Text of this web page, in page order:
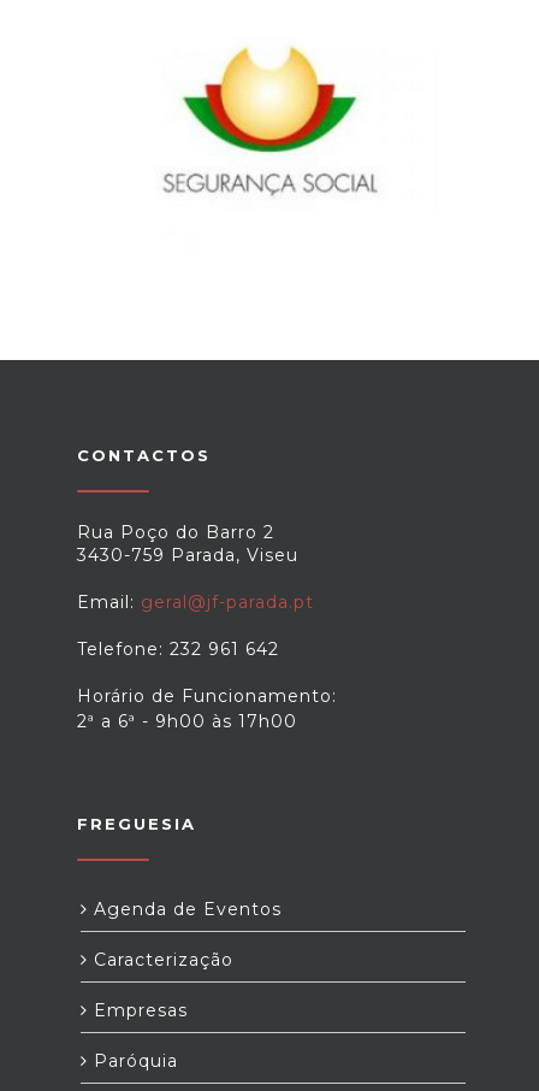
CONTACTOS
Rua Poço do Barro 2
3430-759 Parada, Viseu
Email: geral@jf-parada.pt
Telefone: 232 961 642
Horário de Funcionamento:
2ª a 6ª - 9h00 às 17h00
FREGUESIA
Agenda de Eventos
Caracterização
Empresas
Paróquia